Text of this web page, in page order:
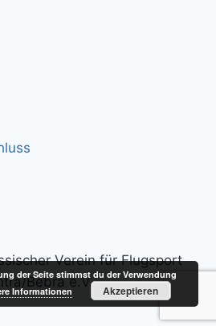
Verein für Flugsport
Bebra e.V.
der Seite stimmst du der Verwendung
Informationen Akzeptieren